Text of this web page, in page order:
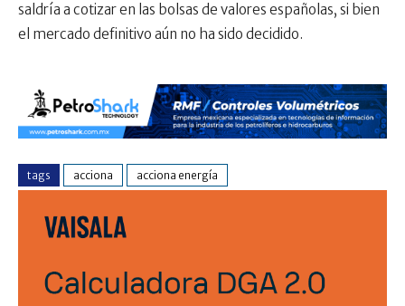
saldría a cotizar en las bolsas de valores españolas, si bien
el mercado definitivo aún no ha sido decidido.
tags acciona acciona energía